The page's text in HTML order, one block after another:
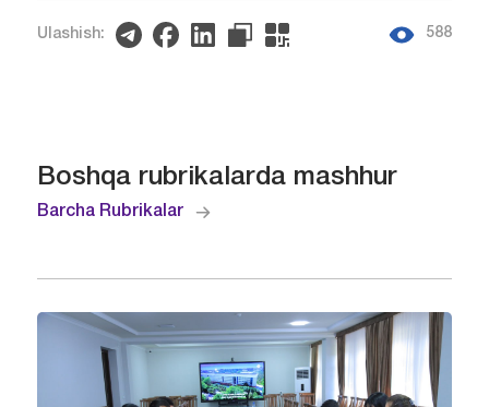
Ulashish: 588
Boshqa rubrikalarda mashhur
Barcha Rubrikalar